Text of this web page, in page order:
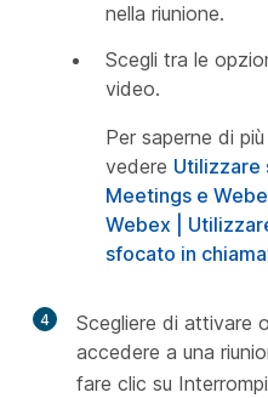
nella riunione.
Scegli tra le
video.
Per saperne di
vedere Utilizzare
Meetings e
Webex |
sfocato in
4
Scegliere di attivare
accedere a una
fare clic su Interrompi